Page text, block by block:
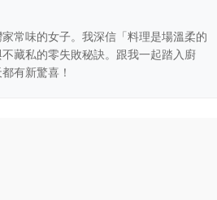
常味的女子。我深信「料理是場溫柔的
藏私的零失敗秘訣。跟我一起踏入廚
有新驚喜！